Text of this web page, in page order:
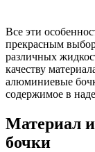
Все эти
прекрасным
различных
качеству
алюминиевые
содержимое в
Материал
бочки